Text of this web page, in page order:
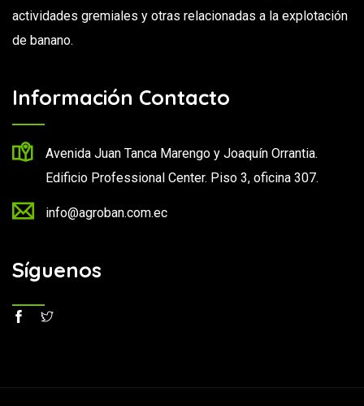
actividades gremiales y otras relacionadas a la explotación
de banano.
Información Contacto
Avenida Juan Tanca Marengo y Joaquín Orrantia.
Edificio Professional Center. Piso 3, oficina 307.
info@agroban.com.ec
Síguenos